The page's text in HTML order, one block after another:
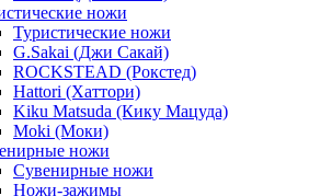
ножи
Туристические ножи
G.Sakai (Джи Сакай)
ROCKSTEAD (Рокстед)
Hattori (Хаттори)
Kiku Matsuda (Кику Мацуда)
Moki (Моки)
ножи
Сувенирные ножи
Ножи-зажимы